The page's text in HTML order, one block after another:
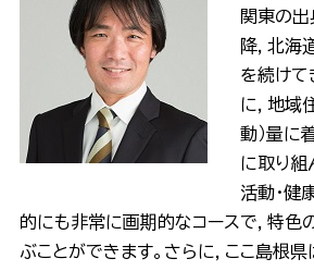
関東の出
降，北海
を続けて
に，地域
動）量に
に取り組
活動・健
的にも非常に画期的なコースで，特色
ぶことができます。さらに，ここ島根